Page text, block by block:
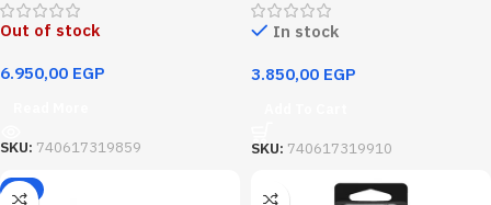
Out of stock
6.950,00 EGP
SKU: 740617319859
In stock
3.850,00 EGP
SKU: 740617319910
-2%